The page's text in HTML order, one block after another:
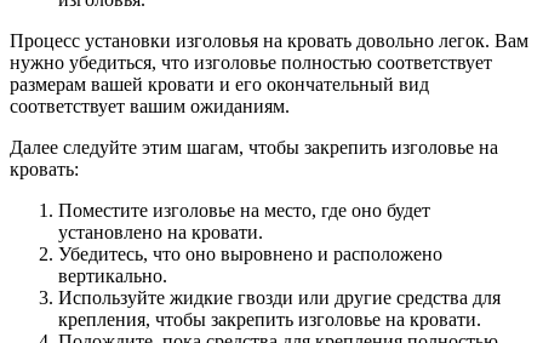
Процесс установки изголовья на кровать довольно легок. Вам
нужно убедиться, что изголовье полностью соответствует
размерам вашей кровати и его окончательный вид
соответствует вашим ожиданиям.
Далее следуйте этим шагам, чтобы закрепить изголовье на
кровать:
Поместите изголовье на место, где оно будет
установлено на кровати.
Убедитесь, что оно выровнено и расположено
вертикально.
Используйте жидкие гвозди или другие средства для
крепления, чтобы закрепить изголовье на кровати.